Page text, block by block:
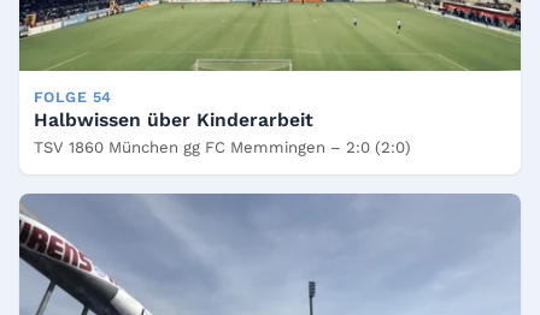
FOLGE 54
Halbwissen über Kinderarbeit
TSV 1860 München gg FC Memmingen – 2:0 (2:0)